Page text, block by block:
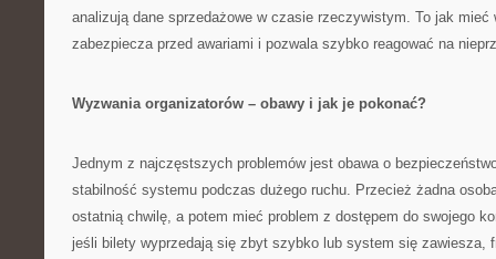
analizują dane sprzedażowe w czasie rzeczywistym. To jak mieć
zabezpiecza przed awariami i pozwala szybko reagować na
Wyzwania organizatorów – obawy i jak je pokonać?
Jednym z najczęstszych problemów jest obawa o
stabilność systemu podczas dużego ruchu. Przecież żadna
ostatnią chwilę, a potem mieć problem z dostępem do swojego
jeśli bilety wyprzedają się zbyt szybko lub system się zawiesza,